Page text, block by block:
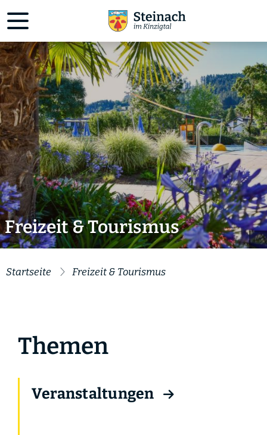
Freizeit & Tourismus
Startseite Freizeit & Tourismus
Themen
Veranstaltungen